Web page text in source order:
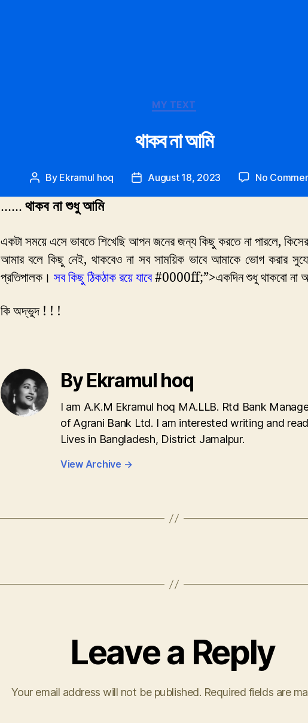
Categories
MY TEXT
থাকব না আমি
Post
By Ekramul hoq
PostAugust 18, 2023 No
…… থাকব না শুধু আমি
একটা সময়ে এসে ভাবতে শিখেছি আপন জনের জন্য কিছু করতে না পারলে, কিসের
আমার বলে কিছু নেই, থাকবেও না সব সাময়িক ভাবে আমাকে ভোগ করার
প্রতিপালক। সব কিছু ঠিকঠাক রয়ে যাবে#0000ff;”>একদিন শুধু থাকবো না
কি অদ্ভুদ ! ! !
By Ekramul hoq
I am A.K.M Ekramul hoq MA.LLB. Rtd Bank
of Agrani Bank Ltd. I am interested writing and
Lives in Bangladesh, District Jamalpur.
View Archive →
Leave a Reply
Your email address will not be published. Required fields are